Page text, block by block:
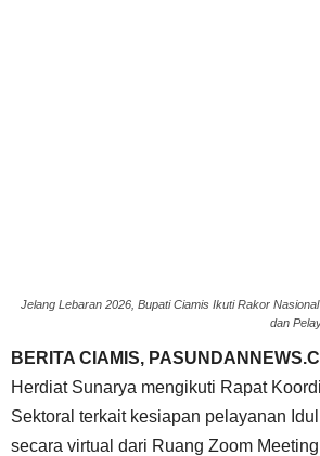
Jelang Lebaran 2026, Bupati Ciamis Ikuti Rakor
dan
BERITA CIAMIS,
Herdiat Sunarya mengikuti Rapat
Sektoral terkait kesiapan pelayanan
secara virtual dari Ruang Zoom